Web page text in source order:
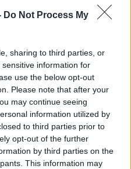
Do Not Process My
sharing to third parties, or
information for
use the below opt-out
Please note that after your
may continue seeing
information utilized by
to third parties prior to
opt-out of the further
by third parties on the
This information may
come la sede
dall’evento musicale
di Roma Anita Bitri
Kurbin Mojlinda e la deputata
poi portato in altre città
aggiungerà un timbro